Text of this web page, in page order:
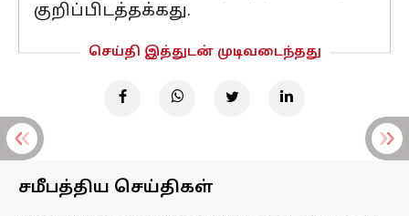
குறிப்பிடத்தக்கது.
செய்தி இத்துடன் முடிவடைந்தது
சமீபத்திய செய்திகள்